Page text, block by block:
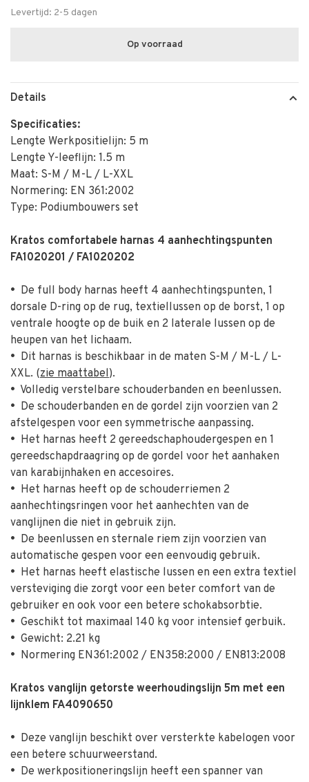
Levertijd: 2-5 dagen
Op voorraad
Details
Specificaties:
Lengte Werkpositielijn: 5 m
Lengte Y-leeflijn: 1.5 m
Maat: S-M / M-L / L-XXL
Normering: EN 361:2002
Type: Podiumbouwers set
Kratos comfortabele harnas 4 aanhechtingspunten
FA1020201 / FA1020202
• De full body harnas heeft 4 aanhechtingspunten, 1
dorsale D-ring op de rug, textiellussen op de borst, 1 op
ventrale hoogte op de buik en 2 laterale lussen op de
heupen van het lichaam.
• Dit harnas is beschikbaar in de maten S-M / M-L / L-
XXL. (zie maattabel).
• Volledig verstelbare schouderbanden en beenlussen.
• De schouderbanden en de gordel zijn voorzien van 2
afstelgespen voor een symmetrische aanpassing.
• Het harnas heeft 2 gereedschaphoudergespen en 1
gereedschapdraagring op de gordel voor het aanhaken
van karabijnhaken en accesoires.
• Het harnas heeft op de schouderriemen 2
aanhechtingsringen voor het aanhechten van de
vanglijnen die niet in gebruik zijn.
• De beenlussen en sternale riem zijn voorzien van
automatische gespen voor een eenvoudig gebruik.
• Het harnas heeft elastische lussen en een extra textiel
versteviging die zorgt voor een beter comfort van de
gebruiker en ook voor een betere schokabsorbtie.
• Geschikt tot maximaal 140 kg voor intensief gerbuik.
• Gewicht: 2.21 kg
• Normering EN361:2002 / EN358:2000 / EN813:2008
Kratos vanglijn getorste weerhoudingslijn 5m met een
lijnklem FA4090650
• Deze vanglijn beschikt over versterkte kabelogen voor
een betere schuurweerstand.
• De werkpositioneringslijn heeft een spanner van